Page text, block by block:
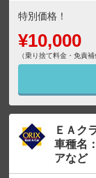
特別価格！
¥10,000
（乗り捨て料金・免責補
ＥＡク
車種名
アなど